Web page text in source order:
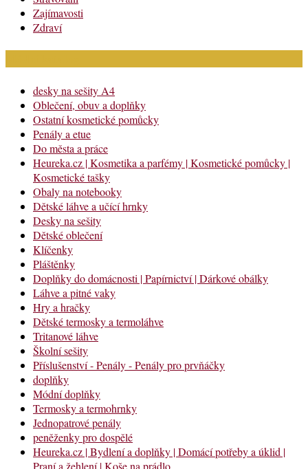
Zajímavosti
Zdraví
desky na sešity A4
Oblečení, obuv a doplňky
Ostatní kosmetické pomůcky
Penály a etue
Do města a práce
Heureka.cz | Kosmetika a parfémy | Kosmetické pomůcky |
Kosmetické tašky
Obaly na notebooky
Dětské láhve a učící hrnky
Desky na sešity
Dětské oblečení
Klíčenky
Pláštěnky
Doplňky do domácnosti | Papírnictví | Dárkové obálky
Láhve a pitné vaky
Hry a hračky
Dětské termosky a termoláhve
Tritanové láhve
Školní sešity
Příslušenství - Penály - Penály pro prvňáčky
doplňky
Módní doplňky
Termosky a termohrnky
Jednopatrové penály
peněženky pro dospělé
Heureka.cz | Bydlení a doplňky | Domácí potřeby a úklid |
Praní a žehlení | Koše na prádlo